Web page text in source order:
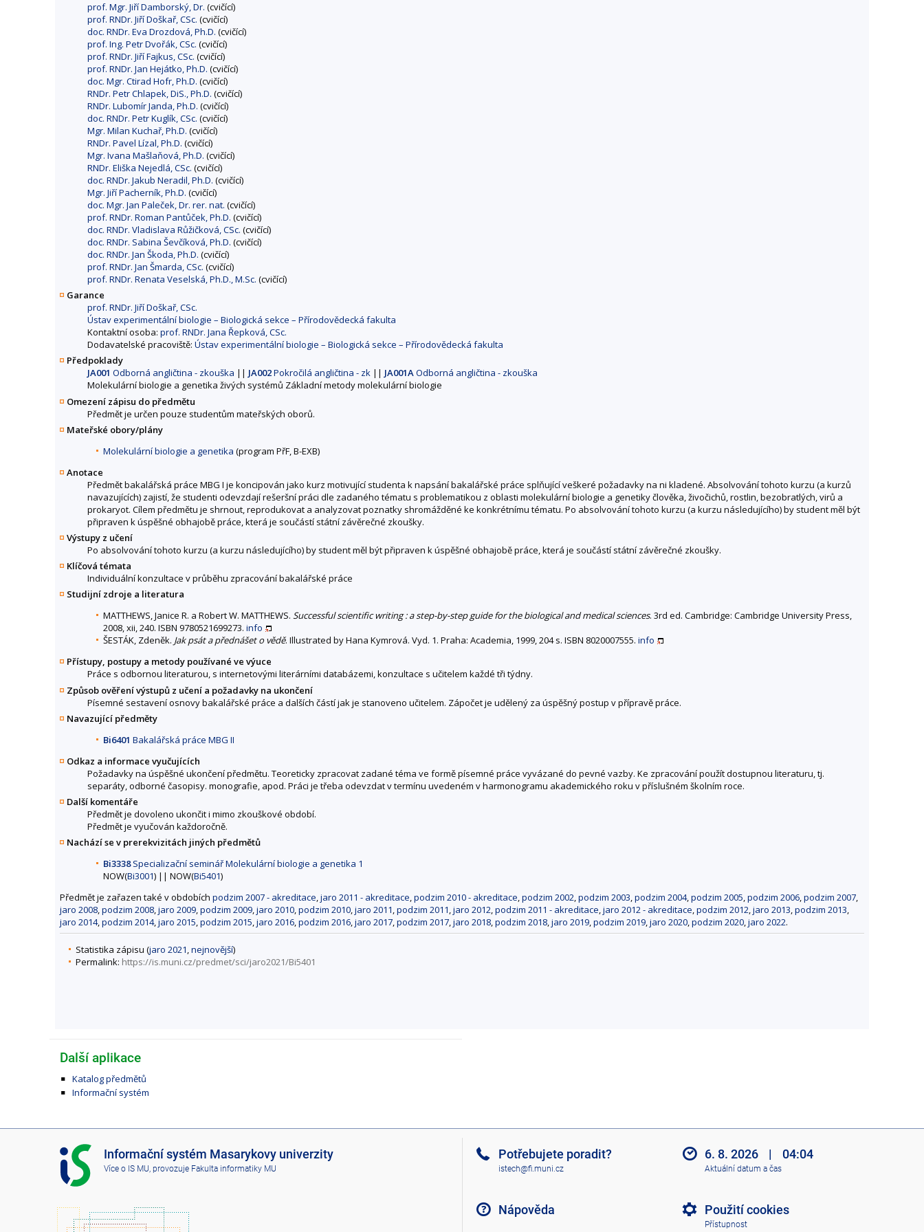
prof. Mgr. Jiří Damborský, Dr. (cvičící)
prof. RNDr. Jiří Doškař, CSc. (cvičící)
doc. RNDr. Eva Drozdová, Ph.D. (cvičící)
prof. Ing. Petr Dvořák, CSc. (cvičící)
prof. RNDr. Jiří Fajkus, CSc. (cvičící)
prof. RNDr. Jan Hejátko, Ph.D. (cvičící)
doc. Mgr. Ctirad Hofr, Ph.D. (cvičící)
RNDr. Petr Chlapek, DiS., Ph.D. (cvičící)
RNDr. Lubomír Janda, Ph.D. (cvičící)
doc. RNDr. Petr Kuglík, CSc. (cvičící)
Mgr. Milan Kuchař, Ph.D. (cvičící)
RNDr. Pavel Lízal, Ph.D. (cvičící)
Mgr. Ivana Mašlaňová, Ph.D. (cvičící)
RNDr. Eliška Nejedlá, CSc. (cvičící)
doc. RNDr. Jakub Neradil, Ph.D. (cvičící)
Mgr. Jiří Pacherník, Ph.D. (cvičící)
doc. Mgr. Jan Paleček, Dr. rer. nat. (cvičící)
prof. RNDr. Roman Pantůček, Ph.D. (cvičící)
doc. RNDr. Vladislava Růžičková, CSc. (cvičící)
doc. RNDr. Sabina Ševčíková, Ph.D. (cvičící)
doc. RNDr. Jan Škoda, Ph.D. (cvičící)
prof. RNDr. Jan Šmarda, CSc. (cvičící)
prof. RNDr. Renata Veselská, Ph.D., M.Sc. (cvičící)
Garance
prof. RNDr. Jiří Doškař, CSc.
Ústav experimentální biologie – Biologická sekce – Přírodovědecká fakulta
Kontaktní osoba: prof. RNDr. Jana Řepková, CSc.
Dodavatelské pracoviště: Ústav experimentální biologie – Biologická sekce – Přírodovědecká fakulta
Předpoklady
JA001 Odborná angličtina - zkouška || JA002Pokročilá angličtina - zk || JA001AOdborná angličtina - zkouška
Molekulární biologie a genetika živých systémů Základní metody molekulární biologie
Omezení zápisu do předmětu
Předmět je určen pouze studentům mateřských oborů.
Mateřské obory/plány
Molekulární biologie a genetika (program PřF, B-EXB)
Anotace
Předmět bakalářská práce MBG I je koncipován jako kurz motivující studenta k napsání bakalářské práce splňující veškeré požadavky na ni kladené. Absolvování tohoto kurzu (a kurzů
navazujících) zajistí, že studenti odevzdají rešeršní práci dle zadaného tématu s problematikou z oblasti molekulární biologie a genetiky člověka, živočichů, rostlin, bezobratlých, virů a
prokaryot. Cílem předmětu je shrnout, reprodukovat a analyzovat poznatky shromážděné ke konkrétnímu tématu. Po absolvování tohoto kurzu (a kurzu následujícího) by student měl být
připraven k úspěšné obhajobě práce, která je součástí státní závěrečné zkoušky.
Výstupy z učení
Po absolvování tohoto kurzu (a kurzu následujícího) by student měl být připraven k úspěšné obhajobě práce, která je součástí státní závěrečné zkoušky.
Klíčová témata
Individuální konzultace v průběhu zpracování bakalářské práce
Studijní zdroje a literatura
MATTHEWS, Janice R. a Robert W. MATTHEWS. Successful scientific writing : a step-by-step guide for the biological and medical sciences. 3rd ed. Cambridge: Cambridge University Press,
2008, xii, 240. ISBN 9780521699273. info
ŠESTÁK, Zdeněk. Jak psát a přednášet o vědě. Illustrated by Hana Kymrová. Vyd. 1. Praha: Academia, 1999, 204 s. ISBN 8020007555. info
Přístupy, postupy a metody používané ve výuce
Práce s odbornou literaturou, s internetovými literárními databázemi, konzultace s učitelem každé tři týdny.
Způsob ověření výstupů z učení a požadavky na ukončení
Písemné sestavení osnovy bakalářské práce a dalších částí jak je stanoveno učitelem. Zápočet je udělený za úspěšný postup v přípravě práce.
Navazující předměty
Bi6401 Bakalářská práce MBG II
Odkaz a informace vyučujících
Požadavky na úspěšné ukončení předmětu. Teoreticky zpracovat zadané téma ve formě písemné práce vyvázané do pevné vazby. Ke zpracování použít dostupnou literaturu, tj.
separáty, odborné časopisy. monografie, apod. Práci je třeba odevzdat v termínu uvedeném v harmonogramu akademického roku v příslušném školním roce.
Další komentáře
Předmět je dovoleno ukončit i mimo zkouškové období.
Předmět je vyučován každoročně.
Nachází se v prerekvizitách jiných předmětů
Bi3338Specializační seminář Molekulární biologie a genetika 1
NOW(Bi3001) || NOW(Bi5401)
Předmět je zařazen také v obdobích podzim 2007 - akreditace,jaro 2011 - akreditace,podzim 2010 - akreditace,podzim 2002,podzim 2003,podzim 2004,podzim 2005,podzim 2006,podzim 2007,
jaro 2008,podzim 2008,jaro 2009,podzim 2009,jaro 2010,podzim 2010,jaro 2011,podzim 2011,jaro 2012,podzim 2011 - akreditace,jaro 2012 - akreditace,podzim 2012,jaro 2013,podzim 2013,
jaro 2014,podzim 2014,jaro 2015,podzim 2015,jaro 2016,podzim 2016,jaro 2017,podzim 2017,jaro 2018,podzim 2018,jaro 2019,podzim 2019,jaro 2020,podzim 2020,jaro 2022.
Statistika zápisu (jaro 2021,nejnovější)
Permalink: https://is.muni.cz/predmet/sci/jaro2021/Bi5401
Další aplikace
Katalog předmětů
Informační systém
I
S
M
Informační systém Masarykovy univerzity
Více o IS MU , provozuje Fakulta informatiky MU
Potřebujete poradit?
istech@fi.muni.cz
Nápověda
6. 8. 2026 | 04:04
Aktuální datum a čas
Použití cookies
Přístupnost